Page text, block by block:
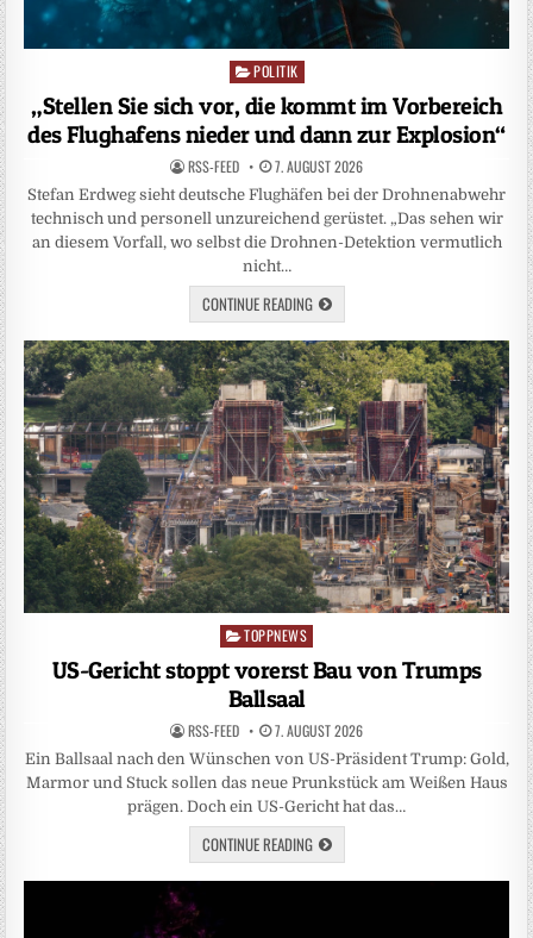
Posted
POLITIK
„Stellen Sie sich vor, die kommt im Vorbereich
des Flughafens nieder und dann zur Explosion“
RSS-FEED 7. AUGUST 2026
Stefan Erdweg sieht deutsche Flughäfen bei der Drohnenabwehr
technisch und personell unzureichend gerüstet. „Das sehen wir
an diesem Vorfall, wo selbst die Drohnen-Detektion vermutlich
nicht…
CONTINUE READING
Posted
TOPPNEWS
US-Gericht stoppt vorerst Bau von Trumps
Ballsaal
RSS-FEED 7. AUGUST 2026
Ein Ballsaal nach den Wünschen von US-Präsident Trump: Gold,
Marmor und Stuck sollen das neue Prunkstück am Weißen Haus
prägen. Doch ein US-Gericht hat das…
CONTINUE READING